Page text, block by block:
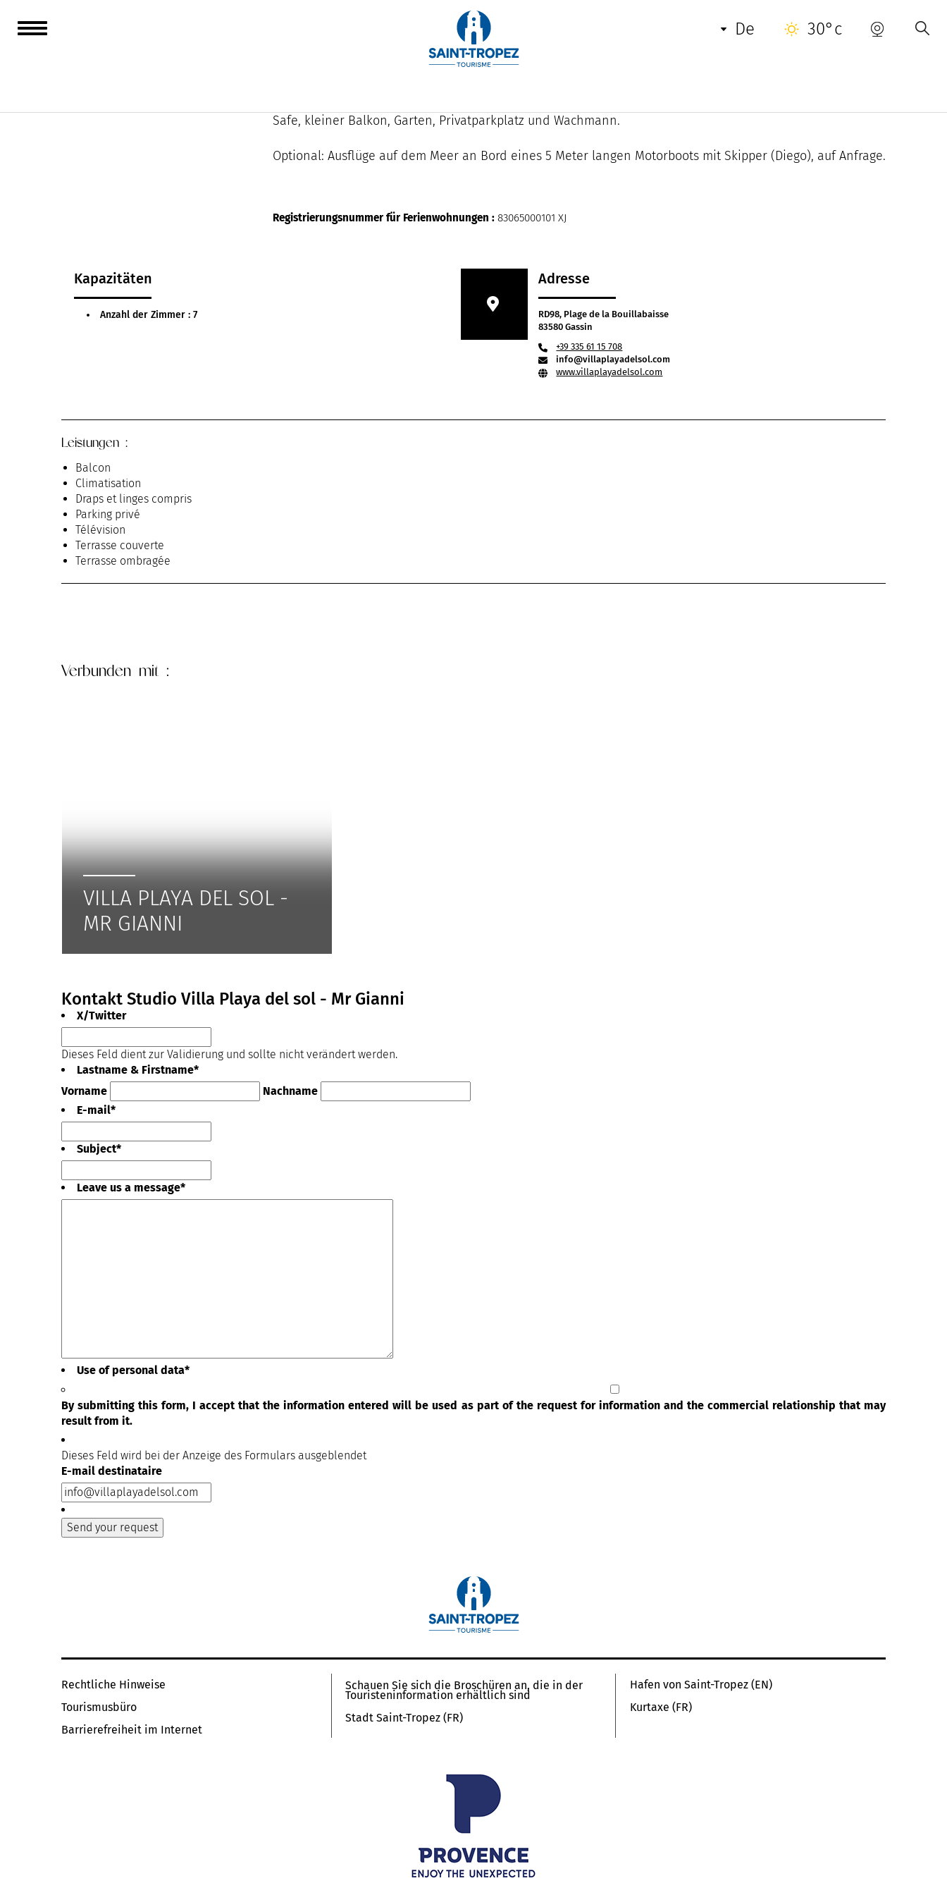
de 30°c
Studio – Villa Playa del Sol – Herr Gianni
Safe, kleiner Balkon, Garten, Privatparkplatz und Wachmann.
Optional: Ausflüge auf dem Meer an Bord eines 5 Meter langen Motorboots mit Skipper (Diego), auf Anfrage.
Registrierungsnummer für Ferienwohnungen : 83065000101 XJ
Kapazitäten
Anzahl der Zimmer : 7
Adresse
RD98, Plage de la Bouillabaisse
83580 Gassin
+39 335 61 15 708
info@villaplayadelsol.com
www.villaplayadelsol.com
Leistungen :
Balcon
Climatisation
Draps et linges compris
Parking privé
Télévision
Terrasse couverte
Terrasse ombragée
Verbunden mit :
VILLA PLAYA DEL SOL -
MR GIANNI
Kontakt Studio Villa Playa del sol - Mr Gianni
X/Twitter
Dieses Feld dient zur Validierung und sollte nicht verändert werden.
Lastname & Firstname*
Vorname
Nachname
E-mail*
Subject*
Leave us a message*
Use of personal data*
By submitting this form, I accept that the information entered will be used as part of the request for information and the commercial relationship that may
result from it.
Dieses Feld wird bei der Anzeige des Formulars ausgeblendet
E-mail destinataire
Rechtliche Hinweise
Tourismusbüro
Barrierefreiheit im Internet
Schauen Sie sich die Broschüren an, die in der
Touristeninformation erhältlich sind
Stadt Saint-Tropez (FR)
Hafen von Saint-Tropez (EN)
Kurtaxe (FR)